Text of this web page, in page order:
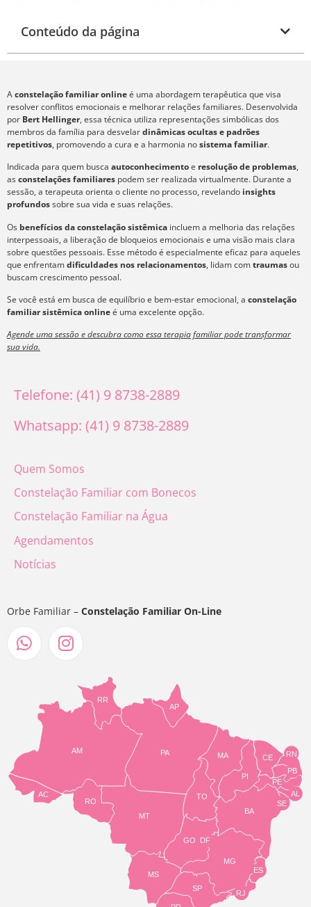
Conteúdo da página
Aconstelação familiar onlineé uma abordagem terapêutica que visa
resolver conflitos emocionais e melhorar relações familiares. Desenvolvida
por Bert Hellinger, essa técnica utiliza representações simbólicas dos
membros da família para desvelardinâmicas ocultas e padrões
repetitivos, promovendo a cura e a harmonia nosistema familiar.
Indicada para quem busca autoconhecimentoe resolução de problemas,
asconstelações familiares podem ser realizada virtualmente. Durante a
sessão, a terapeuta orienta o cliente no processo, revelando insights
profundossobre sua vida e suas relações.
Os benefícios da constelação sistêmica incluem a melhoria das relações
interpessoais, a liberação de bloqueios emocionais e uma visão mais clara
sobre questões pessoais. Esse método é especialmente eficaz para aqueles
que enfrentamdificuldades nos relacionamentos, lidam comtraumasou
buscam crescimento pessoal.
Se você está em busca de equilíbrio e bem-estar emocional, a constelação
familiar sistêmica onlineé uma excelente opção.
Agende uma sessão e descubra como essa terapia familiar pode transformar
sua vida.
Telefone: (41) 9 8738-2889
Whatsapp: (41) 9 8738-2889
Quem Somos
Constelação Familiar com Bonecos
Constelação Familiar na Água
Agendamentos
Notícias
Orbe Familiar – Constelação Familiar On-Line
TO
BA
SE
PE
AL
RN
CE
PI
MA
AP
PA
RR
AM
AC
RO
MT
MS
GO
SP
MG
RJ
ES
DF
PB